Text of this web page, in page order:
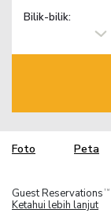
Bilik-bilik:
Foto Peta
Guest Reservations TM
Ketahui lebih lanjut